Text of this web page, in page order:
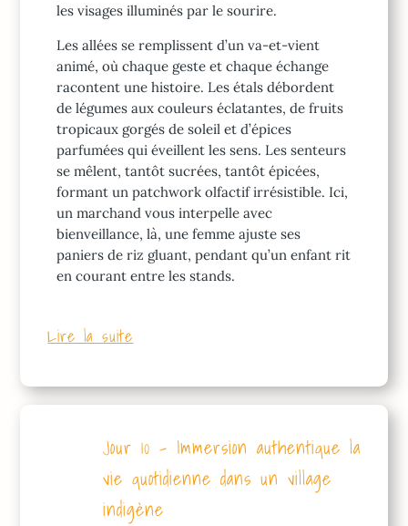
les visages illuminés par le sourire.
Les allées se remplissent d’un va-et-vient
animé, où chaque geste et chaque échange
racontent une histoire. Les étals débordent
de légumes aux couleurs éclatantes, de fruits
tropicaux gorgés de soleil et d’épices
parfumées qui éveillent les sens. Les senteurs
se mêlent, tantôt sucrées, tantôt épicées,
formant un patchwork olfactif irrésistible. Ici,
un marchand vous interpelle avec
bienveillance, là, une femme ajuste ses
paniers de riz gluant, pendant qu’un enfant rit
en courant entre les stands.
Lire la suite
Jour 10 – Immersion authentique la
vie quotidienne dans un village
indigène